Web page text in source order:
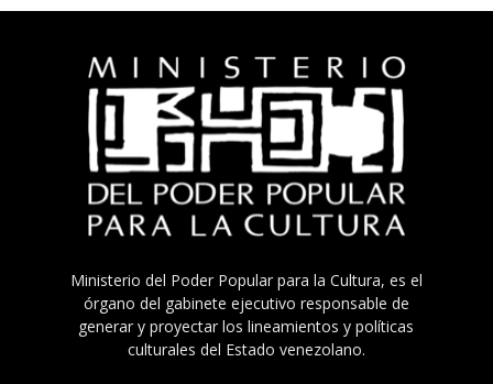
Ministerio del Poder Popular para la Cultura, es el
órgano del gabinete ejecutivo responsable de
generar y proyectar los lineamientos y políticas
culturales del Estado venezolano.